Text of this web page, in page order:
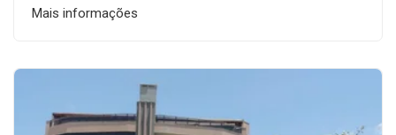
Mais informações